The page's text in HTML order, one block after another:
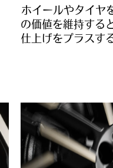
ホイールやタイヤ
の価値を維持する
仕上げをプラスす